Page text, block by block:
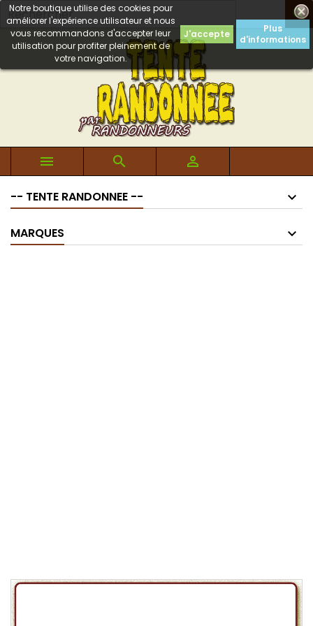

Notre boutique utilise des cookies pour
améliorer l'expérience utilisateur et nous
vous recommandons d'accepter leur
utilisation pour profiter pleinement de
votre navigation.
J'accepte
Plus
d'informations
  
-- TENTE RANDONNEE --
MARQUES